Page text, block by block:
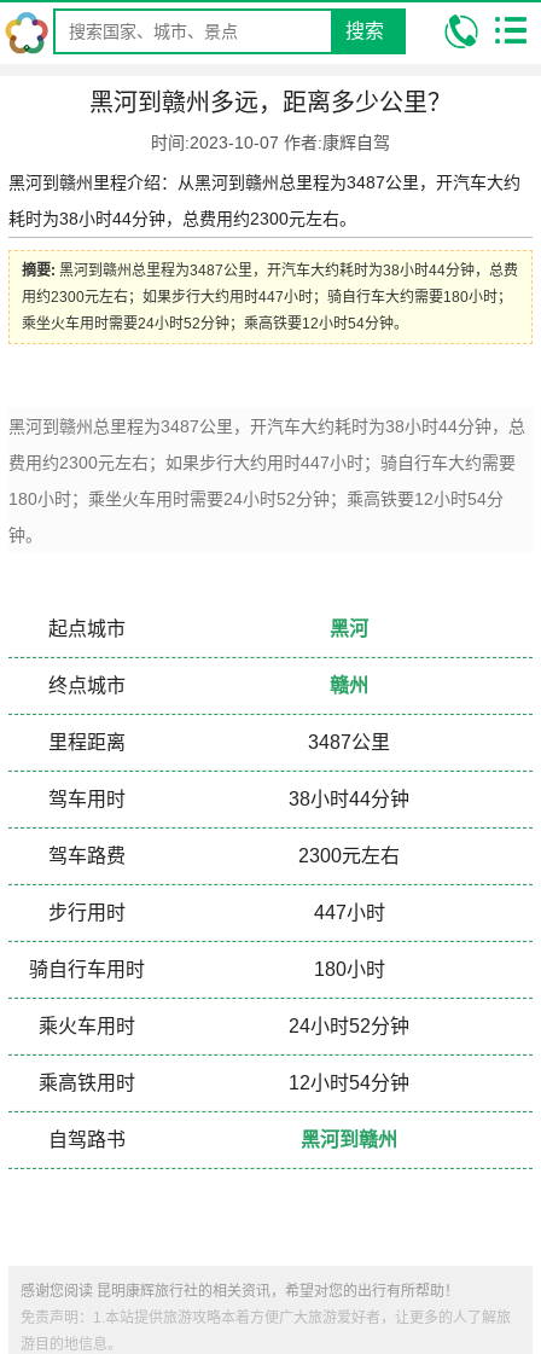
搜索
河到赣州多远，距离多少公里？
黑河到赣州多远，距离多少公里？
时间:2023-10-07 作者:康辉自驾
黑河到赣州里程介绍：从黑河到赣州总里程为3487公里，开汽车大约
耗时为38小时44分钟，总费用约2300元左右。
摘要: 黑河到赣州总里程为3487公里，开汽车大约耗时为38小时44分钟，总费
用约2300元左右；如果步行大约用时447小时；骑自行车大约需要180小时；
乘坐火车用时需要24小时52分钟；乘高铁要12小时54分钟。
黑河到赣州总里程为3487公里，开汽车大约耗时为38小时44分钟，总
费用约2300元左右；如果步行大约用时447小时；骑自行车大约需要
180小时；乘坐火车用时需要24小时52分钟；乘高铁要12小时54分
钟。
起点城市 黑河
终点城市 赣州
里程距离 3487公里
驾车用时 38小时44分钟
驾车路费 2300元左右
步行用时 447小时
骑自行车用时 180小时
乘火车用时 24小时52分钟
乘高铁用时 12小时54分钟
自驾路书 黑河到赣州
感谢您阅读 昆明康辉旅行社的相关资讯，希望对您的出行有所帮助！
免责声明：1.本站提供旅游攻略本着方便广大旅游爱好者，让更多的人了解旅
游目的地信息。